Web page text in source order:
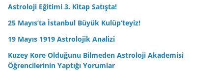
Astroloji Eğitimi 3. Kitap Satışta!
25 Mayıs’ta İstanbul Büyük Kulüp’teyiz!
19 Mayıs 1919 Astrolojik Analizi
Kuzey Kore Olduğunu Bilmeden Astroloji Akademisi
Öğrencilerinin Yaptığı Yorumlar